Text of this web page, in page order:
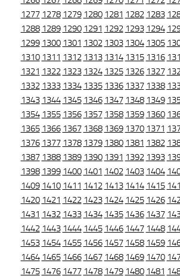
1277 1278 1279 1280 1281 1282 1283
1288 1289 1290 1291 1292 1293 1294
1299 1300 1301 1302 1303 1304 1305
1310 1311 1312 1313 1314 1315 1316
1321 1322 1323 1324 1325 1326 1327
1332 1333 1334 1335 1336 1337 1338
1343 1344 1345 1346 1347 1348 1349
1354 1355 1356 1357 1358 1359 1360
1365 1366 1367 1368 1369 1370 1371
1376 1377 1378 1379 1380 1381 1382
1387 1388 1389 1390 1391 1392 1393
1398 1399 1400 1401 1402 1403 1404
1409 1410 1411 1412 1413 1414 1415
1420 1421 1422 1423 1424 1425 1426
1431 1432 1433 1434 1435 1436 1437
1442 1443 1444 1445 1446 1447 1448
1453 1454 1455 1456 1457 1458 1459
1464 1465 1466 1467 1468 1469 1470
1475 1476 1477 1478 1479 1480 1481